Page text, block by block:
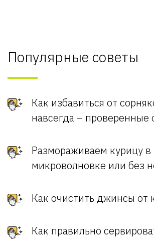
Популярные советы
Как избавиться от
навсегда – проверенные
Размораживаем курицу в
микроволновке или без
Как очистить джинсы от
Как правильно